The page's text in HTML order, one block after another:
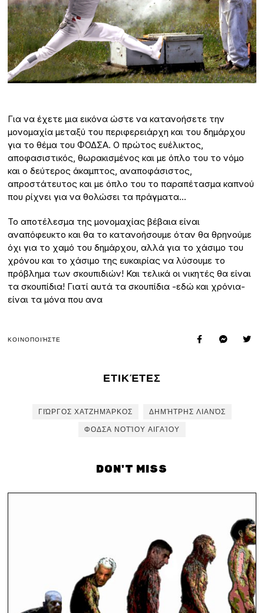
Για να έχετε μια εικόνα ώστε να κατανοήσετε την
μονομαχία μεταξύ του περιφερειάρχη και του δημάρχου
για το θέμα του ΦΟΔΣΑ. Ο πρώτος ευέλικτος,
αποφασιστικός, θωρακισμένος και με όπλο του το νόμο
και ο δεύτερος άκαμπτος, αναποφάσιστος,
απροστάτευτος και με όπλο του το παραπέτασμα καπνού
που ρίχνει για να θολώσει τα πράγματα…
Το αποτέλεσμα της μονομαχίας βέβαια είναι
αναπόφευκτο και θα το κατανοήσουμε όταν θα θρηνούμε
όχι για το χαμό του δημάρχου, αλλά για το χάσιμο του
χρόνου και το χάσιμο της ευκαιρίας να λύσουμε το
πρόβλημα των σκουπιδιών! Και τελικά οι νικητές θα είναι
τα σκουπίδια! Γιατί αυτά τα σκουπίδια -εδώ και χρόνια-
είναι τα μόνα που ανα
ΚΟΙΝΟΠΟΙΉΣΤΕ
ΕΤΙΚΈΤΕΣ
ΓΙΏΡΓΟΣ ΧΑΤΖΗΜΆΡΚΟΣ
ΔΗΜΉΤΡΗΣ ΛΙΑΝΌΣ
ΦΟΔΣΑ ΝΟΤΊΟΥ ΑΙΓΑΊΟΥ
DON'T MISS